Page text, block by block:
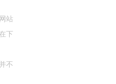
站
下
不